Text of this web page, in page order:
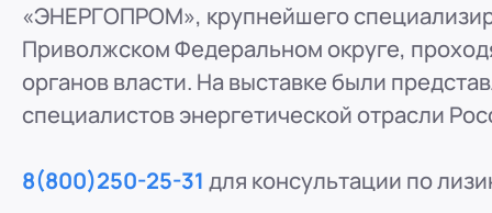
«ЭНЕРГОПРОМ», крупнейшего
Приволжском Федеральном округе,
органов власти. На выставке были
специалистов энергетической отрасли
8(800)250-25-31 для консультации по